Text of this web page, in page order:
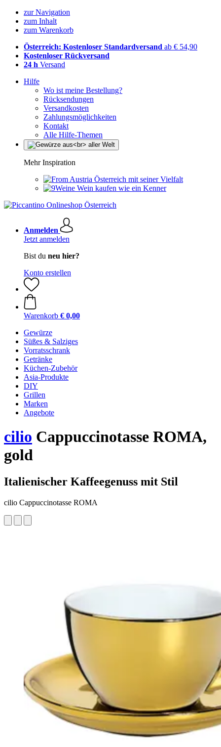
zur Navigation
zum Inhalt
zum Warenkorb
Österreich: Kostenloser Standardversand ab € 54,90
Kostenloser Rückversand
24 h Versand
Hilfe
Wo ist meine Bestellung?
Rücksendungen
Versandkosten
Zahlungsmöglichkeiten
Kontakt
Alle Hilfe-Themen
Mehr Inspiration
Österreich mit seiner Vielfalt
Wein kaufen wie ein Kenner
Anmelden
Jetzt anmelden
Bist du neu hier?
Konto erstellen
Warenkorb € 0,00
Gewürze
Süßes & Salziges
Vorratsschrank
Getränke
Küchen-Zubehör
Asia-Produkte
DIY
Grillen
Marken
Angebote
cilio Cappuccinotasse ROMA,
gold
Italienischer Kaffeegenuss mit Stil
cilio Cappuccinotasse ROMA